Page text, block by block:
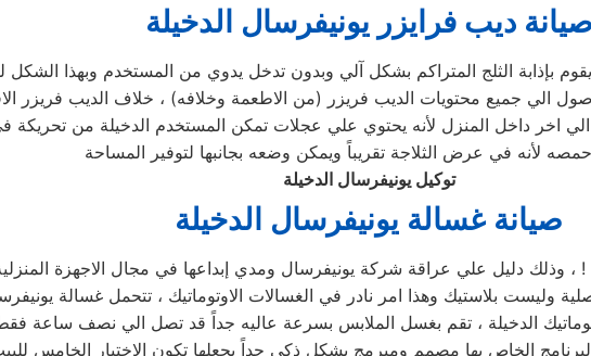
صيانة ديب فرايزر يونيفرسال الدخيلة
بإذابة الثلج المتراكم بشكل آلي وبدون تدخل يدوي من المستخدم وبهذا الشكل
الي جميع محتويات الديب فريزر (من الاطعمة وخلافه) ، خلاف الديب فريزر
اخر داخل المنزل لأنه يحتوي علي عجلات تمكن المستخدم الدخيلة من تحريكة
توكيل يونيفرسال الدخيلة
صيانة غسالة يونيفرسال الدخيلة
! ، وذلك دليل علي عراقة شركة يونيفرسال ومدي إبداعها في مجال الاجهزة
وليست بلاستيك وهذا امر نادر في الغسالات الاوتوماتيك ، تتحمل غسالة
الدخيلة ، تقم بغسل الملابس بسرعة عاليه جداً قد تصل الي نصف ساعة فقط !